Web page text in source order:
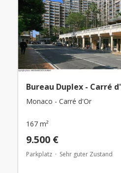
Bureau Duplex - Carré
Monaco - Carré d'Or
167 m²
9.500 €
Parkplatz Sehr guter Zustand